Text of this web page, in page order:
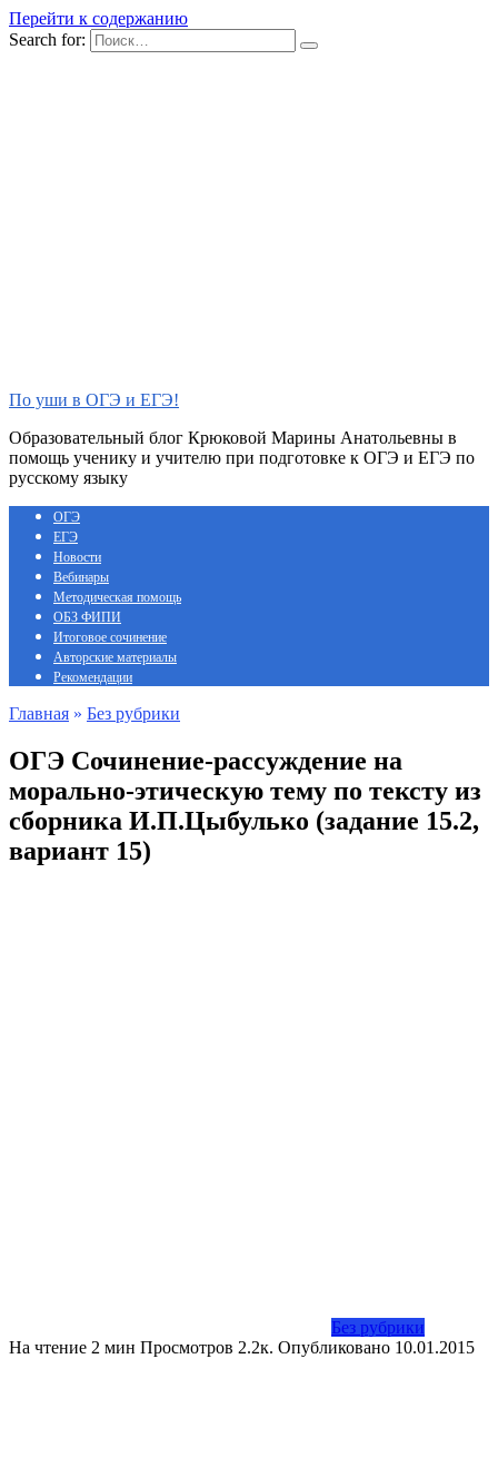
Перейти к содержанию
Search for:
По уши в ОГЭ и ЕГЭ!
Образовательный блог Крюковой Марины Анатольевны в
помощь ученику и учителю при подготовке к ОГЭ и ЕГЭ по
русскому языку
ОГЭ
ЕГЭ
Новости
Вебинары
Методическая помощь
ОБЗ ФИПИ
Итоговое сочинение
Авторские материалы
Рекомендации
Главная » Без рубрики
ОГЭ Сочинение-рассуждение на
морально-этическую тему по тексту из
сборника И.П.Цыбулько (задание 15.2,
вариант 15)
Без рубрики
На чтение 2 мин Просмотров 2.2к. Опубликовано 10.01.2015